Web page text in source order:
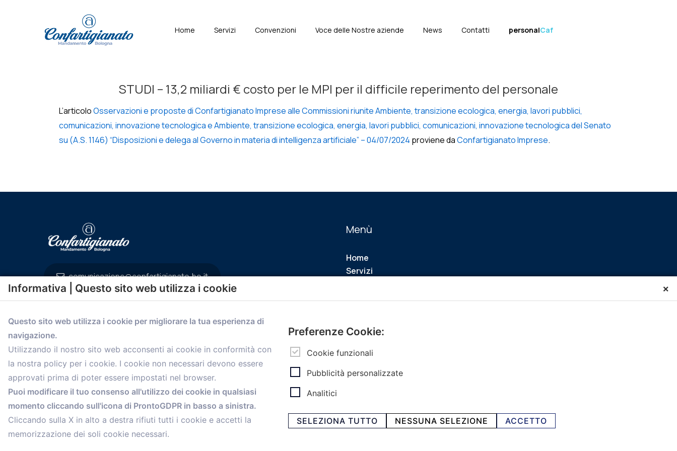
Menù
Home Servizi Convenzioni Voce delle Nostre aziende News Contatti personalCaf
STUDI – 13,2 miliardi € costo per le MPI per il difficile reperimento del personale
L’articoloOsservazioni e proposte di Confartigianato Imprese alle Commissioni riunite Ambiente, transizione ecologica, energia, lavori pubblici,
comunicazioni, innovazione tecnologica e Ambiente, transizione ecologica, energia, lavori pubblici, comunicazioni, innovazione tecnologica del Senato
su (A.S. 1146) “Disposizioni e delega al Governo in materia di intelligenza artificiale” – 04/07/2024 proviene daConfartigianato Imprese.
comunicazione@confartigianato.bo.it
Menù
Home
Servizi
Contatti
personal
© 2021 Confartigianato Imprese Mandamento Bologna - Via Papini, 18 - 40128 Bologna - Italy
Tel.051 4222150 - Fax 051 6414942 - C.F. 00329130371 -Privacy e Cookie
Informativa | Questo sito web utilizza i cookie ×
Questo sito web utilizza i cookie per migliorare la tua esperienza di
navigazione.
Utilizzando il nostro sito web acconsenti ai cookie in conformità con
la nostra policy per i cookie. I cookie non necessari devono essere
approvati prima di poter essere impostati nel browser.
Puoi modificare il tuo consenso all'utilizzo dei cookie in qualsiasi
momento cliccando sull'icona di ProntoGDPR in basso a sinistra.
Cliccando sulla X in alto a destra rifiuti tutti i cookie e accetti la
memorizzazione dei soli cookie necessari.
Preferenze Cookie:
Cookie funzionali
Pubblicità personalizzate
Analitici
SELEZIONA TUTTO NESSUNA SELEZIONE ACCETTO